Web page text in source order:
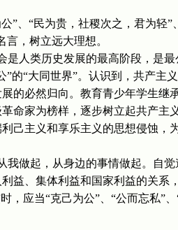
”、“民为贵，社稷次之，君为轻”
言，树立远大理想。
人类历史发展的最高阶段，是
的“大同世界”。认识到，共产主
的必然归向。教育青少年学生继
命家为榜样，逐步树立起共产主
己主义和享乐主义的思想侵蚀，
做起，从身边的事情做起。自
益、集体利益和国家利益的关系
，应当“克己为公”、“公而忘私”